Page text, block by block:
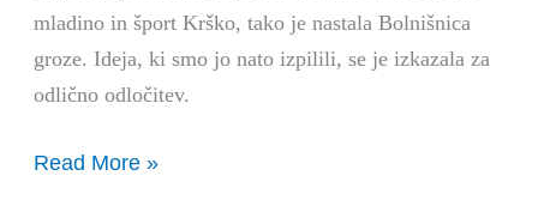
mladino in šport Krško, tako je nastala Bolnišnica
groze. Ideja, ki smo jo nato izpilili, se je izkazala za
odlično odločitev.
Read More »